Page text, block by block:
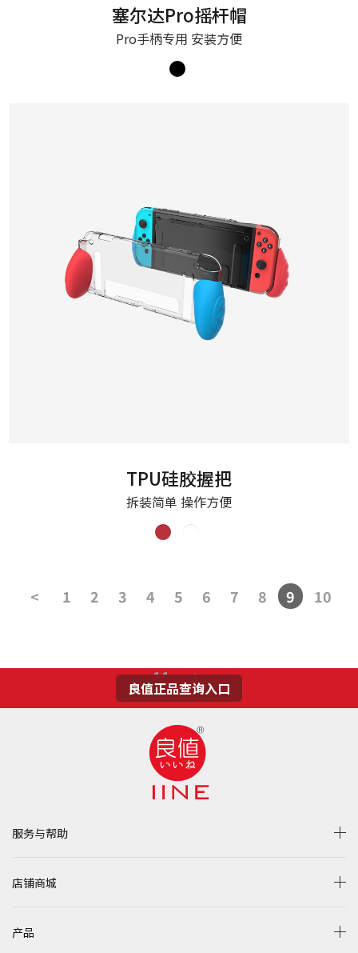
塞尔达Pro摇杆帽
Pro手柄专用 安装方便
TPU硅胶握把
拆装简单 操作方便
< 1 2 3 4 5 6 7 8 9 10
11 >
良值正品查询入口
服务与帮助
店铺商城
产品